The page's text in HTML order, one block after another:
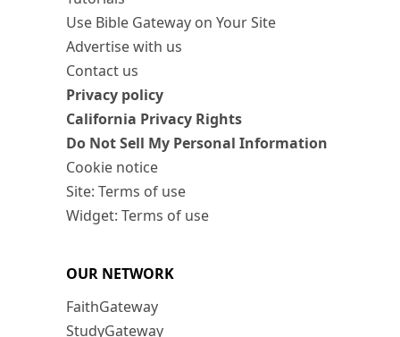
Use Bible Gateway on Your Site
Advertise with us
Contact us
Privacy policy
California Privacy Rights
Do Not Sell My Personal Information
Cookie notice
Site: Terms of use
Widget: Terms of use
OUR NETWORK
FaithGateway
StudyGateway